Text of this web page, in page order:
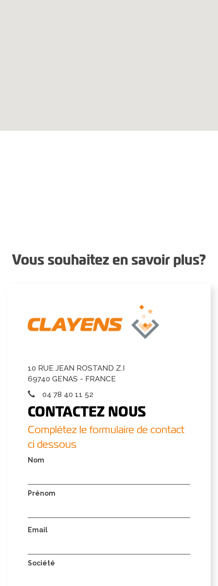
Vous souhaitez en savoir plus?
10 RUE JEAN ROSTAND Z.I
69740 GENAS - FRANCE
04 78 40 11 52
CONTACTEZ NOUS
Complétez le formulaire de contact
ci dessous
Nom
Prénom
Email
Société